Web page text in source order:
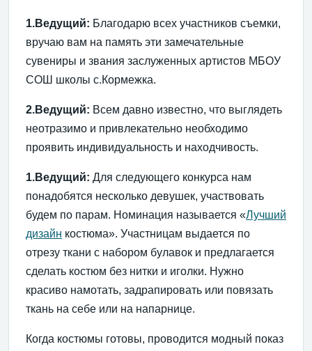
1.Ведущий: Благодарю всех участников съемки,
вручаю вам на память эти замечательные
сувениры и звания заслуженных артистов МБОУ
СОШ школы с.Кормежка.
2.Ведущий: Всем давно известно, что выглядеть
неотразимо и привлекательно необходимо
проявить индивидуальность и находчивость.
1.Ведущий: Для следующего конкурса нам
понадобятся несколько девушек, участвовать
будем по парам. Номинация называется «Лучший
дизайн костюма». Участницам выдается по
отрезу ткани с набором булавок и предлагается
сделать костюм без нитки и иголки. Нужно
красиво намотать, задрапировать или повязать
ткань на себе или на напарнице.
Когда костюмы готовы, проводится модный показ